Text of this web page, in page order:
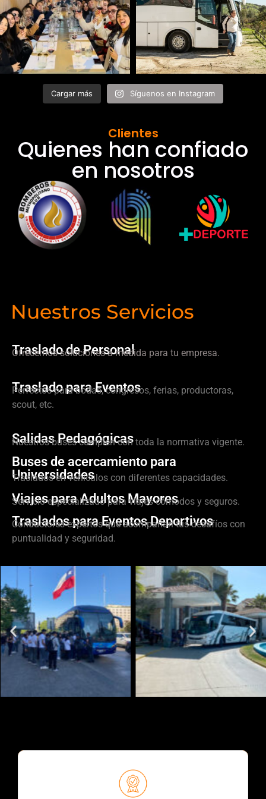
Cargar más Síguenos en Instagram
Clientes
Quienes han confiado
en nosotros
Nuestros Servicios
Traslado de Personal
Ofrecemos soluciones a medida para tu empresa.
Traslado para Eventos
Perfectos para bodas, congresos, ferias, productoras,
scout, etc.
Salidas Pedagógicas
Nuestros buses cumplen con toda la normativa vigente.
Buses de acercamiento para
Universidades
Traslados en vehículos con diferentes capacidades.
Viajes para Adultos Mayores
Servicio especializado para viajes cómodos y seguros.
Traslados para Eventos Deportivos
Conductores expertos que acompañan tus desafíos con
puntualidad y seguridad.